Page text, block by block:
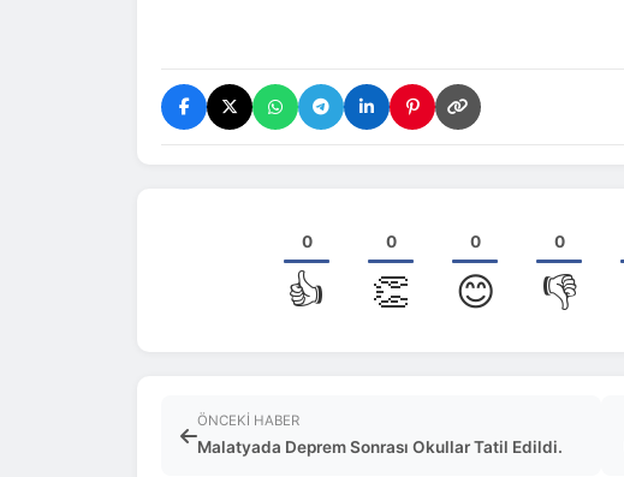
0
👍
0
👏
0
😊
0
👎
ÖNCEKI HABER
Malatyada Deprem Sonrası Okullar Tatil Edildi.